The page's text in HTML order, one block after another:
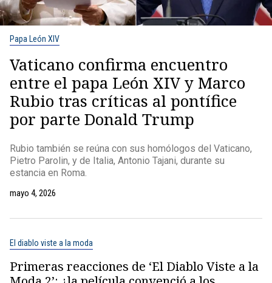
Papa León XIV
Vaticano confirma encuentro
entre el papa León XIV y Marco
Rubio tras críticas al pontífice
por parte Donald Trump
Rubio también se reúna con sus homólogos del Vaticano,
Pietro Parolin, y de Italia, Antonio Tajani, durante su
estancia en Roma.
mayo 4, 2026
El diablo viste a la moda
Primeras reacciones de ‘El Diablo Viste a la